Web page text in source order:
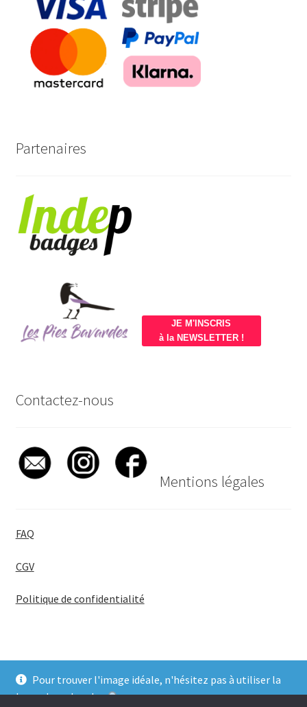
Pour trouver l'image idéale, n'hésitez pas à utiliser la
barre de recherche
Partenaires
JE M'INSCRIS
à la NEWSLETTER !
Contactez-nous
Mentions légales
FAQ
CGV
Politique de confidentialité
© BadgeGirl® 2026